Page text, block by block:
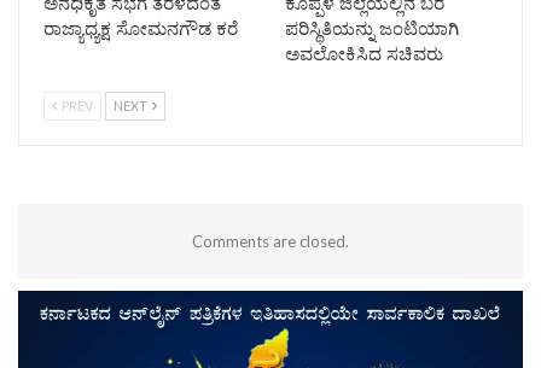
ರಾಜ್ಯಾಧ್ಯಕ್ಷ ಸೋಮನಗೌಡ ಕರೆ
ಪರಿಸ್ಥಿತಿಯನ್ನು ಜಂಟಿಯಾಗಿ
ಅವಲೋಕಿಸಿದ ಸಚಿವರು
PREV NEXT
Comments are closed.